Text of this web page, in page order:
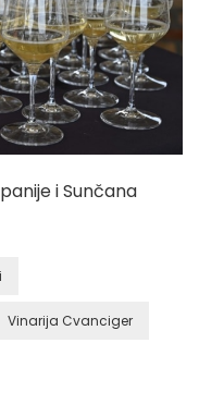
i Sunčana
Vinarija Cvanciger